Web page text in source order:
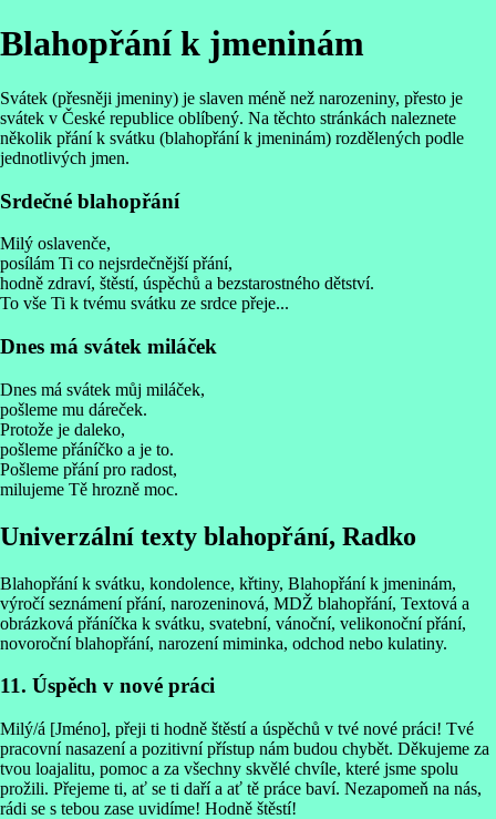
Blahopřání k jmeninám
Svátek (přesněji jmeniny) je slaven méně než narozeniny, přesto je
svátek v České republice oblíbený. Na těchto stránkách naleznete
několik přání k svátku (blahopřání k jmeninám) rozdělených podle
jednotlivých jmen.
Srdečné blahopřání
Milý oslavenče,
posílám Ti co nejsrdečnější přání,
hodně zdraví, štěstí, úspěchů a bezstarostného dětství.
To vše Ti k tvému svátku ze srdce přeje...
Dnes má svátek miláček
Dnes má svátek můj miláček,
pošleme mu dáreček.
Protože je daleko,
pošleme přáníčko a je to.
Pošleme přání pro radost,
milujeme Tě hrozně moc.
Univerzální texty blahopřání, Radko
Blahopřání k svátku, kondolence, křtiny, Blahopřání k jmeninám,
výročí seznámení přání, narozeninová, MDŽ blahopřání, Textová a
obrázková přáníčka k svátku, svatební, vánoční, velikonoční přání,
novoroční blahopřání, narození miminka, odchod nebo kulatiny.
11. Úspěch v nové práci
Milý/á [Jméno], přeji ti hodně štěstí a úspěchů v tvé nové práci! Tvé
pracovní nasazení a pozitivní přístup nám budou chybět. Děkujeme za
tvou loajalitu, pomoc a za všechny skvělé chvíle, které jsme spolu
prožili. Přejeme ti, ať se ti daří a ať tě práce baví. Nezapomeň na nás,
rádi se s tebou zase uvidíme! Hodně štěstí!